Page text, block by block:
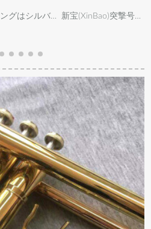
グはシルバ
意していま
新宝(XinBao)突撃号の
大きさの歩号の小さ
歩号(32*11)の290グ
ラムラムの金は赤い
布を配合して军用の
袋を送ります。